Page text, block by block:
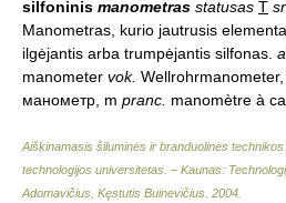
silfoninis manometras statusas T
Manometras, kurio jautrusis
ilgėjantis arba trumpėjantis silfonas.
manometer vok. Wellrohrmanometer,
манометр, m pranc. manomètre à
Aiškinamasis šiluminės ir branduolinės
technologijos universitetas. – Kaunas:
Adomavičius, Kęstutis Buinevičius 2004